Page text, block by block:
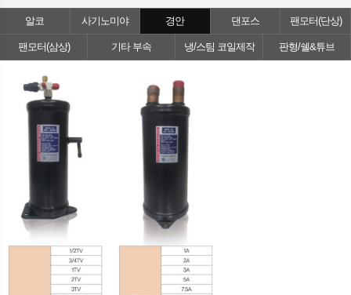
알코 사기노미야 경안 댄포스 팬모터(단상)
팬모터(삼상) 기타 부속 냉/스팀 코일제작 판형/쉘&튜브